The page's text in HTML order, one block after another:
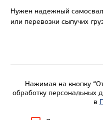
Нужен надежный
или перевозки сыпучих
Нажимая на кнопку
обработку персональных
в